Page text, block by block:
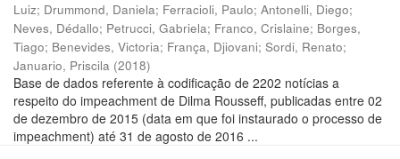
Luiz; Drummond, Daniela; Ferracioli, Paulo; Antonelli, Diego;
Neves, Dédallo; Petrucci, Gabriela; Franco, Crislaine; Borges,
Tiago; Benevides, Victoria; França, Djiovani; Sordi, Renato;
Januario, Priscila (2018)
Base de dados referente à codificação de 2202 notícias a
respeito do impeachment de Dilma Rousseff, publicadas entre 02
de dezembro de 2015 (data em que foi instaurado o processo de
impeachment) até 31 de agosto de 2016 ...